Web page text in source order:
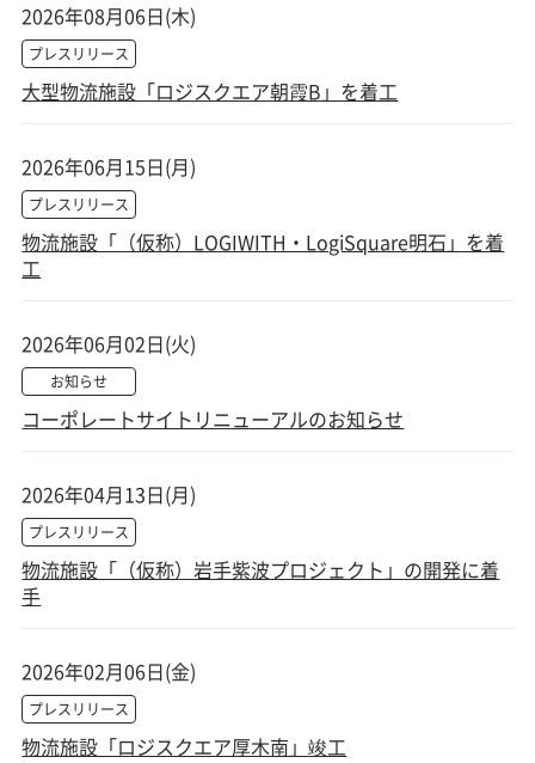
2026年08月06日(木)
プレスリリース
大型物流施設「ロジスクエア朝霞B」を着工
2026年06月15日(月)
プレスリリース
物流施設「（仮称）LOGIWITH・LogiSquare明石」を着
工
2026年06月02日(火)
お知らせ
コーポレートサイトリニューアルのお知らせ
2026年04月13日(月)
プレスリリース
物流施設「（仮称）岩手紫波プロジェクト」の開発に着
手
2026年02月06日(金)
プレスリリース
物流施設「ロジスクエア厚木南」竣工